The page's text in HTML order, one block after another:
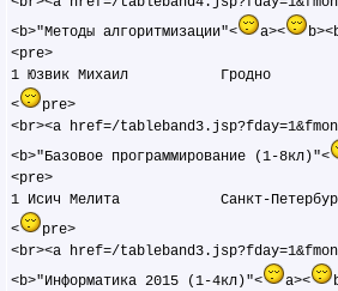
<b>"Методы алгоритмизации"<
a><
<pre>
1 Юзвик Михаил           Гродно
<
pre>
<br><a href=/
<b>"Базовое программирование (1-8кл)"<
<pre>
1 Исич Мелита            Санкт-
<
pre>
<br><a href=/
<b>"Информатика 2015 (1-4кл)"<
a><